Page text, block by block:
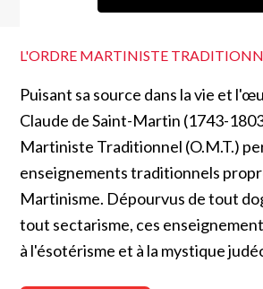
L'ORDRE MARTINISTE
Puisant sa source dans la vie et
Claude de Saint-Martin (1743-
Martiniste Traditionnel (O.M.T.)
enseignements traditionnels
Martinisme. Dépourvus de tout
tout sectarisme, ces
à l'ésotérisme et à la mystique